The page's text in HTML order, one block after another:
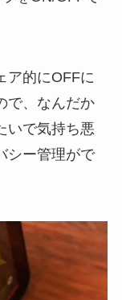
ア的にOFFに
で、なんだか
いで気持ち悪
シー管理がで